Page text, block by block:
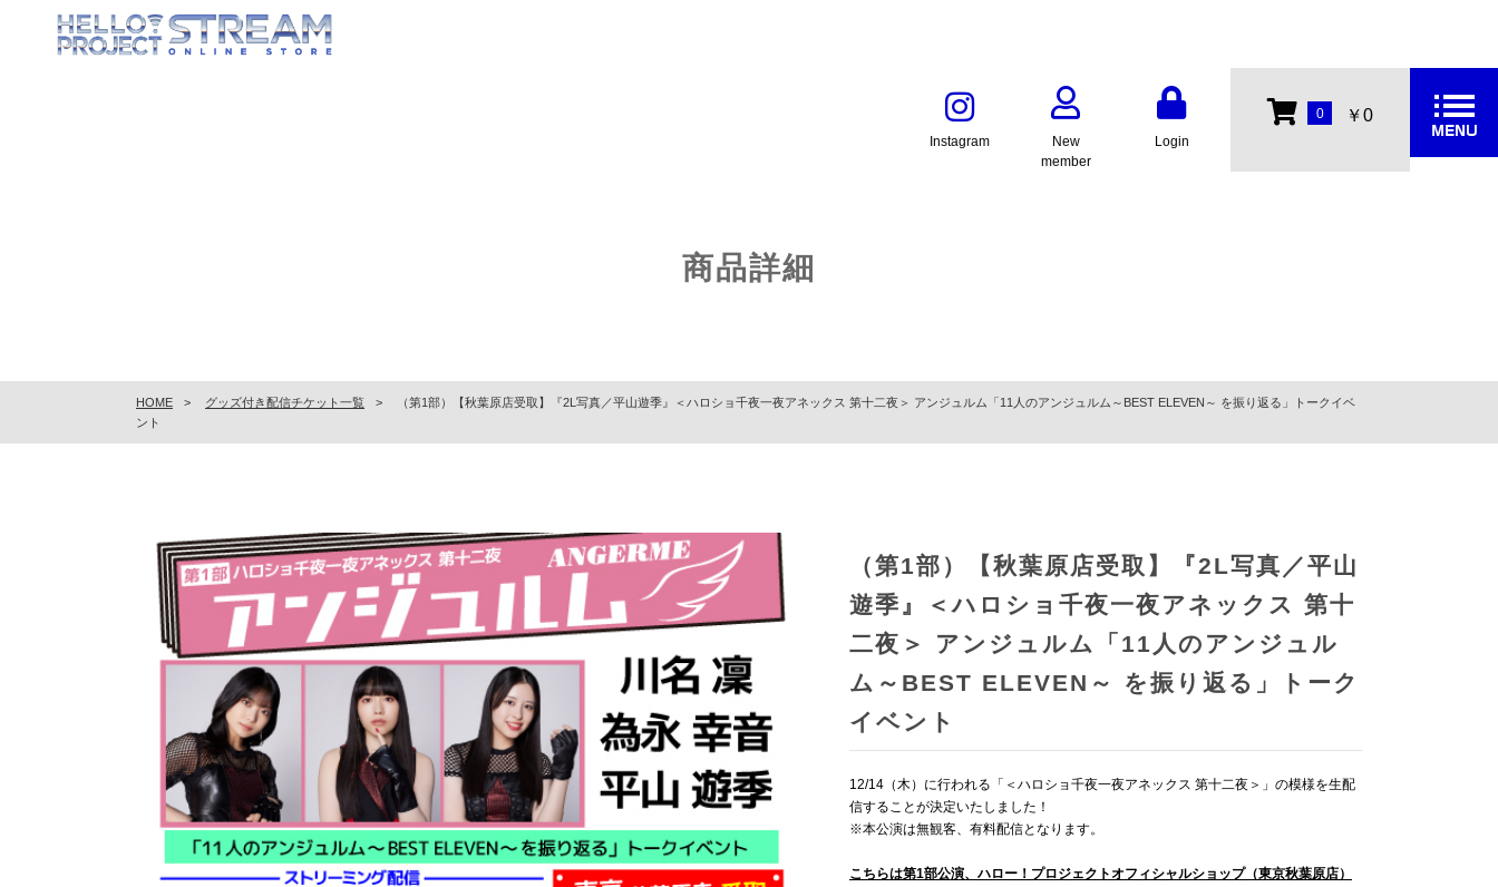
Instagram
New
member
Login
0 ￥0
商品詳細
HOME グッズ付き配信チケット一覧
（第1部）【秋葉原店受取】『2L写真／平山遊季』＜ハロショ千夜一夜アネックス 第十二夜＞ アンジュルム「11人のアンジュルム～BEST ELEVEN～ を振り返る」トークイベ
ント
（第1部）【秋葉原店受取】『2L写真／平山
遊季』＜ハロショ千夜一夜アネックス 第十
二夜＞ アンジュルム「11人のアンジュル
ム～BEST ELEVEN～ を振り返る」トーク
イベント
12/14（木）に行われる「＜ハロショ千夜一夜アネックス 第十二夜＞」の模様を生配
信することが決定いたしました！
※本公演は無観客、有料配信となります。
こちらは第1部公演、ハロー！プロジェクトオフィシャルショップ（東京秋葉原店）